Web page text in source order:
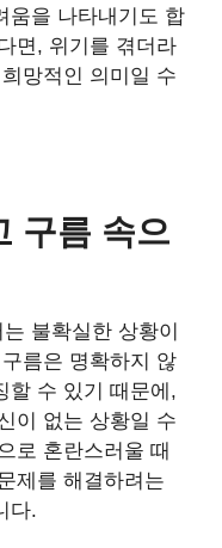
움을 나타내기도 합
면, 위기를 겪더라
망적인 의미일 수
구름 속으
불확실한 상황이
름은 명확하지 않
할 수 있기 때문에,
이 없는 상황일 수
로 혼란스러울 때
제를 해결하려는
다.